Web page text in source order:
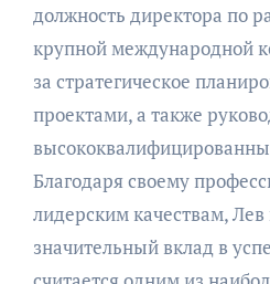
должность директора по
крупной международной
за стратегическое
проектами, а также
Благодаря своему
лидерским качествам,
значительный вклад в